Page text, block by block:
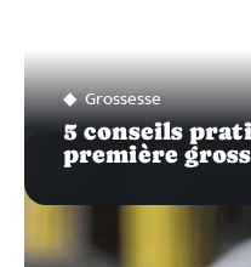
Grossesse
5 conseils
première